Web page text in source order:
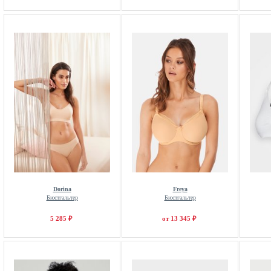
Dorina
Бюстгальтер
5 285 ₽
Freya
Бюстгальтер
от 13 345 ₽